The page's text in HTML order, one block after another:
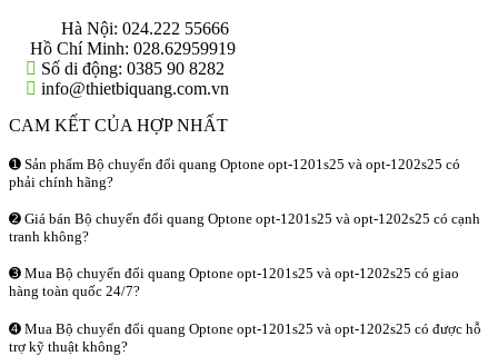
Hà Nội: 024.222 55666
Hồ Chí Minh: 028.62959919
Số di động: 0385 90 8282
info@thietbiquang.com.vn
CAM KẾT CỦA HỢP NHẤT
➊ Sản phẩm Bộ chuyển đổi quang Optone opt-1201s25 và opt-1202s25 có
phải chính hãng?
➋ Giá bán Bộ chuyển đổi quang Optone opt-1201s25 và opt-1202s25 có cạnh
tranh không?
➌ Mua Bộ chuyển đổi quang Optone opt-1201s25 và opt-1202s25 có giao
hàng toàn quốc 24/7?
➍ Mua Bộ chuyển đổi quang Optone opt-1201s25 và opt-1202s25 có được hỗ
trợ kỹ thuật không?